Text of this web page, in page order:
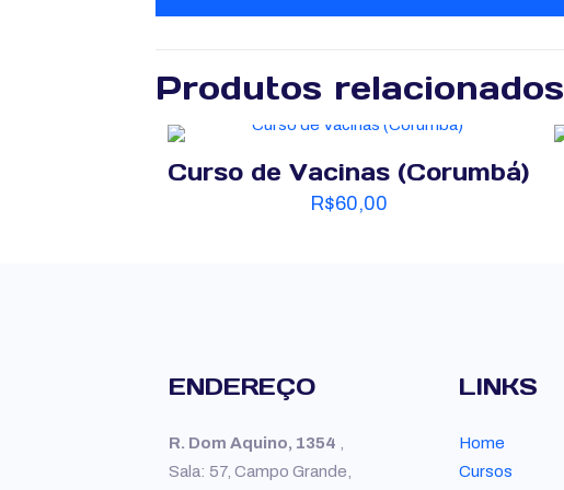
Produtos relacionados
Curso de Vacinas (Corumbá)
R$60,00
ENDEREÇO
R. Dom Aquino, 1354
Sala: 57, Campo Grande,
LINKS
Home
Cursos